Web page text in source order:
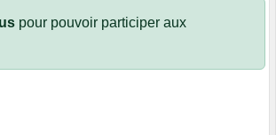
pour pouvoir participer aux